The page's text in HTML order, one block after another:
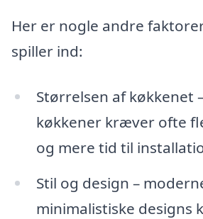
Her er nogle andre
spiller ind:
Størrelsen af køkkenet
køkkener kræver ofte
og mere tid til
Stil og design –
minimalistiske designs